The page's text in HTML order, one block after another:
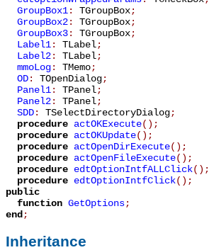
GroupBox1: TGroupBox;
GroupBox2: TGroupBox;
GroupBox3: TGroupBox;
Label1: TLabel;
Label2: TLabel;
mmoLog: TMemo;
OD: TOpenDialog;
Panel1: TPanel;
Panel2: TPanel;
SDD: TSelectDirectoryDialog;
procedure actOKExecute();
procedure actOKUpdate();
procedure actOpenDirExecute();
procedure actOpenFileExecute();
procedure edtOptionIntfALLClick();
procedure edtOptionIntfClick();
public
function GetOptions;
end;
Inheritance